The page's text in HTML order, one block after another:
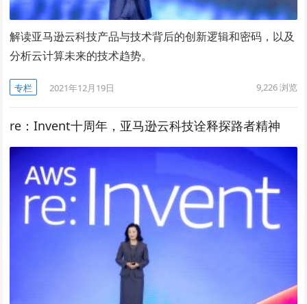
解读亚马逊云科技产品与技术背后的创新逻辑和密码，以及
分析云计算未来的技术趋势。
专栏 2021年12月19日 9,226浏览
re：Invent十周年，亚马逊云科技诠释探路者精神